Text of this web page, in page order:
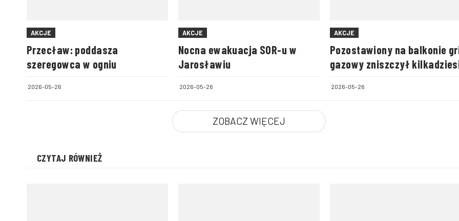
AKCJE
Przecław: poddasza
szeregowca w ogniu
2026-05-26
AKCJE
Nocna ewakuacja SOR-u w
Jarosławiu
2026-05-26
AKCJE
Pozostawiony na balkonie
gazowy zniszczył
2026-05-26
ZOBACZ WIĘCEJ
CZYTAJ RÓWNIEŻ